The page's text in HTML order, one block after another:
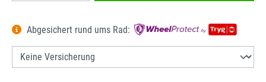
Abgesichert rund ums Rad: